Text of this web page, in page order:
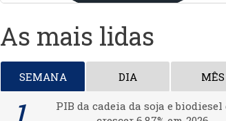
As mais lidas
SEMANA DIA MÊS
PIB da cadeia da soja e biodiesel